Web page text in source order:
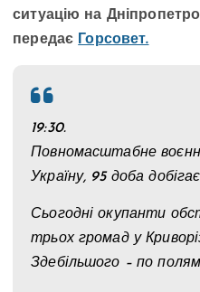
ситуацію на
передає
Горсовет.
19:30.
Повномасштабне
Україну, 95 доба
Сьогодні окупанти
трьох громад у
Здебільшого – по